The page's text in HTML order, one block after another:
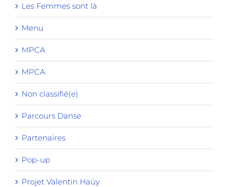
Les Femmes sont là
Menu
MPCA
MPCA
Non classifié(e)
Parcours Danse
Partenaires
Pop-up
Projet Valentin Haüy